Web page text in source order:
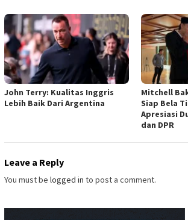
John Terry: Kualitas Inggris
Lebih Baik Dari Argentina
Mitchell
Siap Bela
Apresiasi
dan DPR
Leave a Reply
You must be logged in to post a comment.